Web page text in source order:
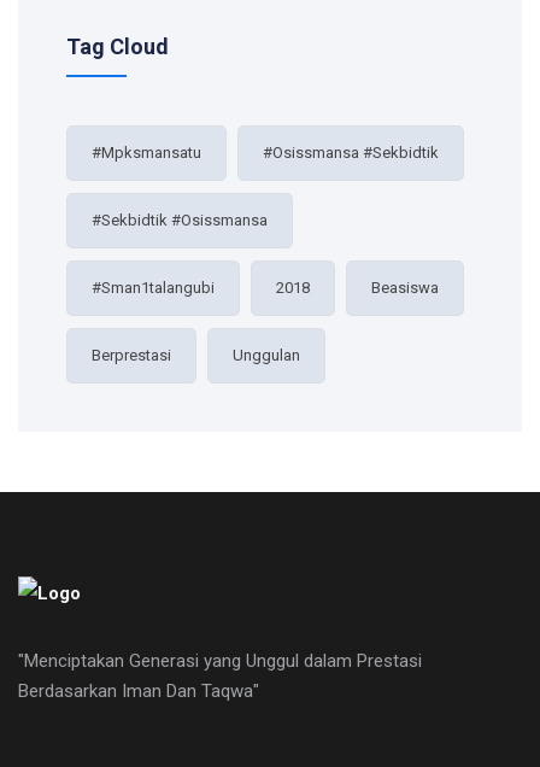
Tag Cloud
#mpksmansatu #osissmansa #sekbidtik
#sekbidtik #osissmansa
#sman1talangubi 2018 Beasiswa
Berprestasi Unggulan
"Menciptakan Generasi yang Unggul dalam Prestasi
Berdasarkan Iman Dan Taqwa"